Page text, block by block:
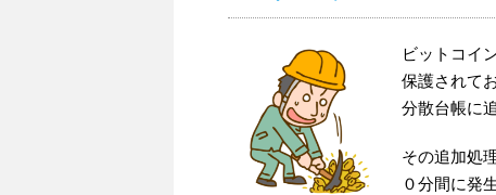
ビットコイ
保護されて
分散台帳に
その追加処
０分間に発